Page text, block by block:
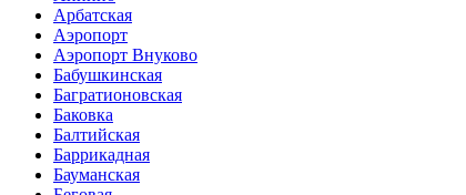
Арбатская
Аэропорт
Аэропорт Внуково
Бабушкинская
Багратионовская
Баковка
Балтийская
Баррикадная
Бауманская